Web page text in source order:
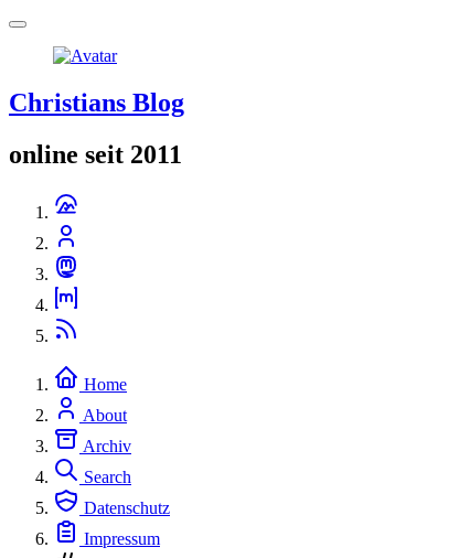
Christians Blog
online seit 2011
Home
About
Archiv
Search
Datenschutz
Impressum